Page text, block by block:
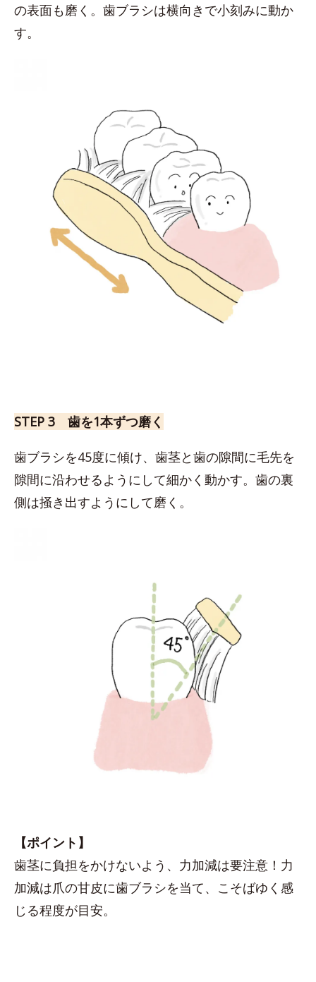
の表面も磨く。歯ブラシは横向きで小刻みに動か
す。
STEP 3 歯を1本ずつ磨く
歯ブラシを45度に傾け、歯茎と歯の隙間に毛先を
隙間に沿わせるようにして細かく動かす。歯の裏
側は掻き出すようにして磨く。
【ポイント】
歯茎に負担をかけないよう、力加減は要注意！力
加減は爪の甘皮に歯ブラシを当て、こそばゆく感
じる程度が目安。